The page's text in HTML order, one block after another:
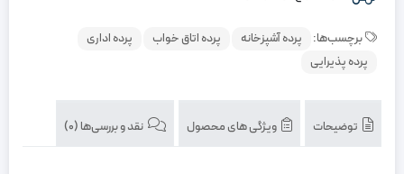
برچسب‌ها: پرده آشپزخانه پرده اتاق خواب
پرده اداری
پرده پذیرایی
توضیحات ویژگی های محصول نقد و بررسی‌ها (0)